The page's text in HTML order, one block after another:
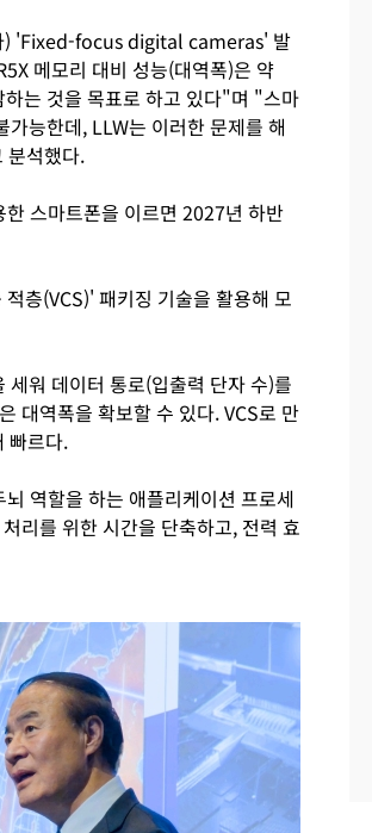
) 'Fixed-focus digital cameras' 발
메모리 대비 성능(대역폭)은 약
는 것을 목표로 하고 있다"며 "스마
능한데, LLW는 이러한 문제를 해
분석했다.
스마트폰을 이르면 2027년 하반
층(VCS)' 패키징 기술을 활용해 모
워 데이터 통로(입출력 단자 수)를
대역폭을 확보할 수 있다. VCS로 만
빠르다.
역할을 하는 애플리케이션 프로세
리를 위한 시간을 단축하고, 전력 효